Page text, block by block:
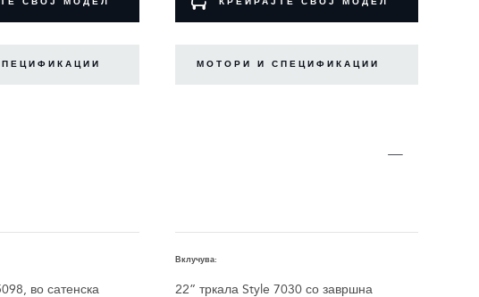
СВОЈ МОДЕЛ КРЕИРАЈТЕ СВОЈ МОДЕЛ
МОТОРИ И СПЕЦИФИКАЦИИ
во сатенска
Вклучува:
22” тркала Style 7030 со завршна